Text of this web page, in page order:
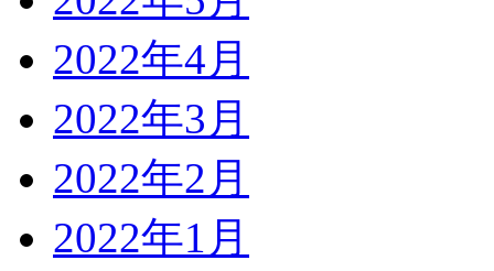
2022年4月
2022年3月
2022年2月
2022年1月